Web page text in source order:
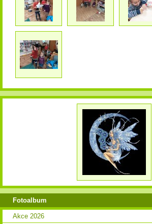
Fotoalbum
Akce 2026